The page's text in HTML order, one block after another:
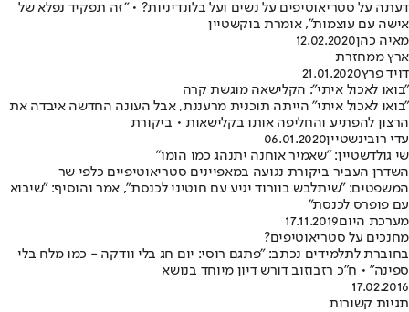
דעתה על סטריאוטיפים על נשים ועל בלונדיניות? • "זה תפקיד נפלא של
אישה עם עוצמות", אומרת בוקשטיין
מאיה כהן12.02.2020
ארץ ממחזרת
דויד פרץ21.01.2020
"בואו לאכול איתי": הקלישאה מוגשת קרה
"בואו לאכול איתי" הייתה תוכנית מרעננת, אבל העונה החדשה איבדה את
הרצון להפתיע והחליפה אותו בקלישאות • ביקורת
עדי רובינשטיין06.01.2020
שי גולדשטיין: "שאמיר אוחנה יתנהג כמו הומו"
השדרן העביר ביקורת נגועה במאפיינים סטריאוטיפיים כלפי שר
המשפטים: "שיתלבש בוורוד יגיע עם חוטיני לכנסת", אמר והוסיף: "שיבוא
עם פופרס לכנסת"
מערכת היום17.11.2019
מחנכים על סטריאוטיפים?
בחוברת לתלמידים נכתב: "פתגם רוסי: יום חג בלי וודקה - כמו מלח בלי
ספינה" • ח"כ רזבוזוב דורש דיון מיוחד בנושא
17.02.2016
תגיות קשורות